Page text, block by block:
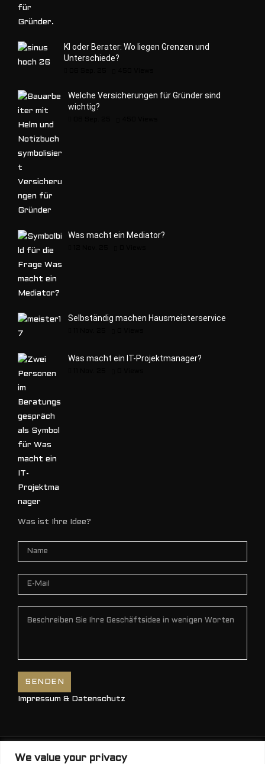
We value your privacy
KI oder Berater: Wo liegen Grenzen und
Unterschiede?
Welche Versicherungen für Gründer sind
wichtig?
Was macht ein Mediator?
Selbständig machen Hausmeisterservice
Was macht ein IT-Projektmanager?
Was ist Ihre Idee?
Impressum & Datenschutz